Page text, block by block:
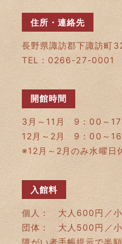
住所・連絡先
長野県諏訪郡下諏訪町
TEL：0266-27-0001
開館時間
3月～11月 9：00～
12月～2月 9：00～
※12月～2月のみ水曜日
入館料
個人： 大人600円／
団体： 大人500円／小
障がい者手帳提示で半